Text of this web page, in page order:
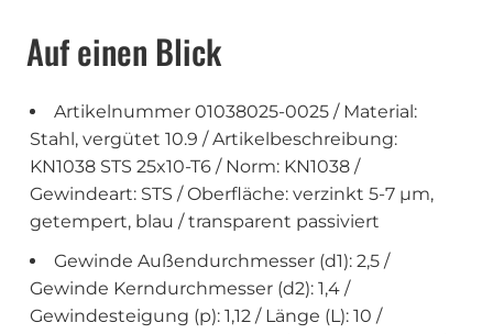
Auf einen Blick
Artikelnummer 01038025-0025 / Material:
Stahl, vergütet 10.9 / Artikelbeschreibung:
KN1038 STS 25x10-T6 / Norm: KN1038 /
Gewindeart: STS / Oberfläche: verzinkt 5-7 µm,
getempert, blau / transparent passiviert
Gewinde Außendurchmesser (d1): 2,5 /
Gewinde Kerndurchmesser (d2): 1,4 /
Gewindesteigung (p): 1,12 / Länge (L): 10 /